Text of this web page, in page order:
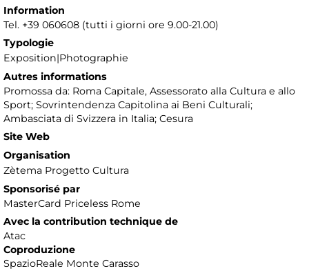
Information
Tel. +39 060608 (tutti i giorni ore 9.00-21.00)
Typologie
Exposition|Photographie
Autres informations
Promossa da: Roma Capitale, Assessorato alla Cultura e allo
Sport; Sovrintendenza Capitolina ai Beni Culturali;
Ambasciata di Svizzera in Italia; Cesura
Site Web
Organisation
Zètema Progetto Cultura
Sponsorisé par
MasterCard Priceless Rome
Avec la contribution technique de
Atac
Coproduzione
SpazioReale Monte Carasso